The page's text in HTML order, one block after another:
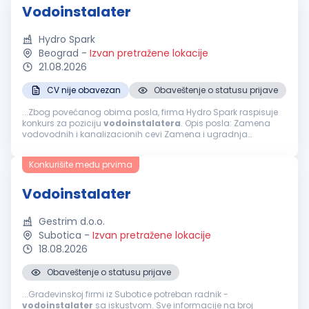
Vodoinstalater
Hydro Spark
Beograd - Izvan pretražene lokacije
21.08.2026
CV nije obavezan
Obaveštenje o statusu prijave
...Zbog povećanog obima posla, firma Hydro Spark raspisuje
konkurs za poziciju vodoinstalatera. Opis posla: Zamena
vodovodnih i kanalizacionih cevi Zamena i ugradnja
protočnih i digitalnih...
Konkurišite među prvima
Vodoinstalater
Gestrim d.o.o.
Subotica - Izvan pretražene lokacije
18.08.2026
Obaveštenje o statusu prijave
...Građevinskoj firmi iz Subotice potreban radnik -
vodoinstalater sa iskustvom. Sve informacije na broj